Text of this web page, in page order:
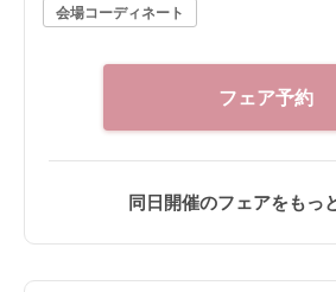
会場コーディネート
フェア予約
同日開催のフェアをもっ